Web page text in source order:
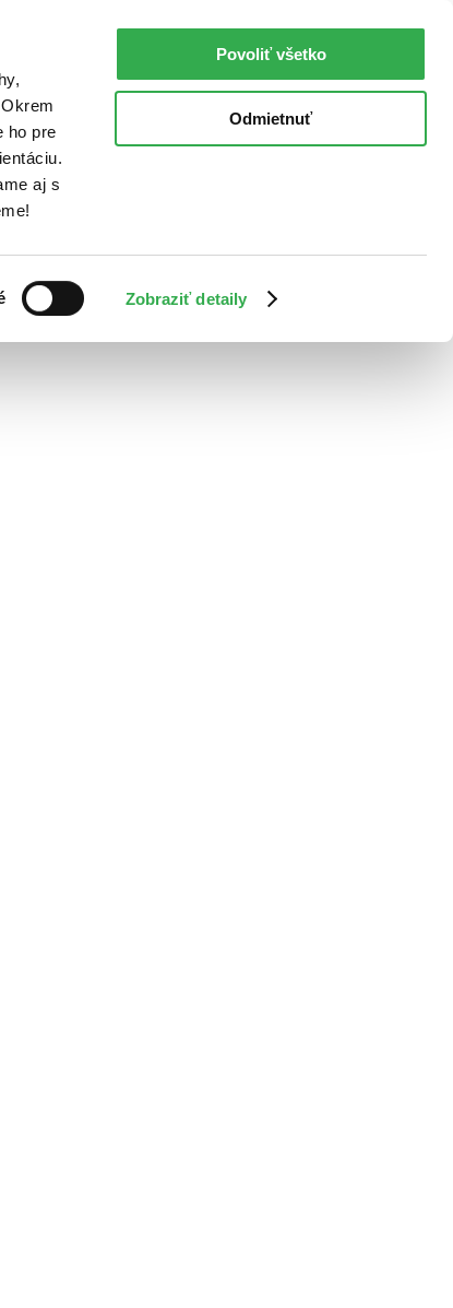
ho pre
aj s
Zobraziť detaily
Povoliť všetko
Odmietnuť